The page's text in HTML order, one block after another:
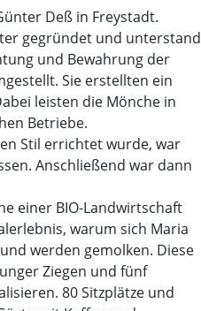
Deß in Freystadt.
gegründet und unterstand
und Bewahrung der
Sie erstellten ein
leisten die Mönche in
Betriebe.
Stil errichtet wurde, war
Anschließend war dann
einer BIO-Landwirtschaft
warum sich Maria
werden gemolken. Diese
Ziegen und fünf
80 Sitzplätze und